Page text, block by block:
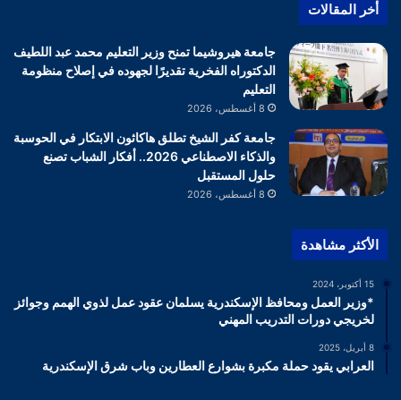
أخر المقالات
جامعة هيروشيما تمنح وزير التعليم محمد عبد اللطيف
الدكتوراه الفخرية تقديرًا لجهوده في إصلاح منظومة
التعليم
8 أغسطس، 2026
جامعة كفر الشيخ تطلق هاكاثون الابتكار في الحوسبة
والذكاء الاصطناعي 2026.. أفكار الشباب تصنع
حلول المستقبل
8 أغسطس، 2026
الأكثر مشاهدة
15 أكتوبر، 2024
*وزير العمل ومحافظ الإسكندرية يسلمان عقود عمل لذوي الهمم وجوائز
لخريجي دورات التدريب المهني
8 أبريل، 2025
العرابي يقود حملة مكبرة بشوارع العطارين وباب شرق الإسكندرية